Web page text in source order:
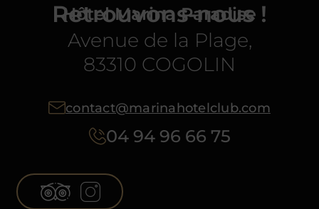
Retrouvons-nous !
Hôtel Marina Paradise
Avenue de la Plage,
83310 COGOLIN
contact@marinahotelclub.com
04 94 96 66 75